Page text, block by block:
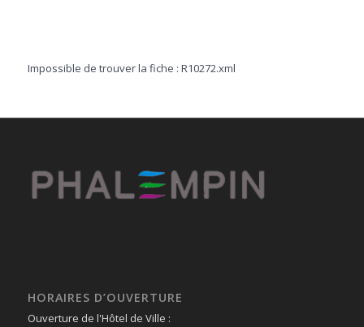
Impossible de trouver la fiche : R10272.xml
HORAIRES D’OUVERTURE
Ouverture de l'Hôtel de Ville :